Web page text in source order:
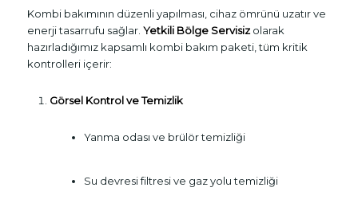
Kombi bakımının düzenli yapılması, cihaz ömrünü uzatır ve
enerji tasarrufu sağlar. Yetkili Bölge Servisizolarak
hazırladığımız kapsamlı kombi bakım paketi, tüm kritik
kontrolleri içerir:
Görsel Kontrol ve Temizlik
Yanma odası ve brülör temizliği
Su devresi filtresi ve gaz yolu temizliği